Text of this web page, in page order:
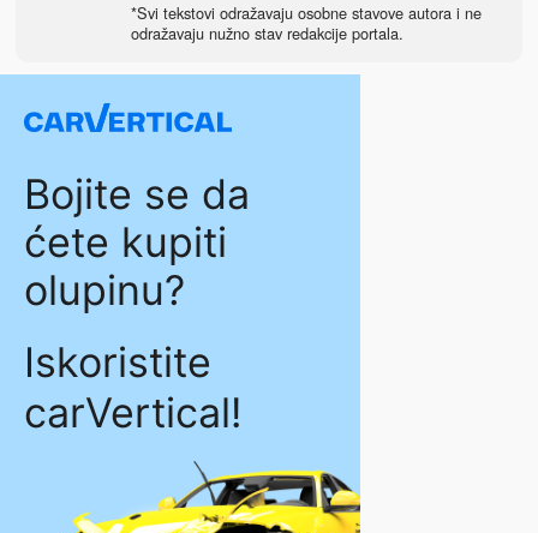
*Svi tekstovi odražavaju osobne stavove autora i ne
odražavaju nužno stav redakcije portala.